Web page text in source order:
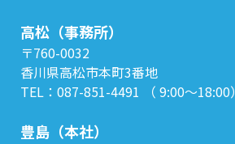
高松（事務所）
〒760-0032
香川県高松市本町3番地
TEL：087-851-4491 （ 9:00～18:00）
豊島（本社）